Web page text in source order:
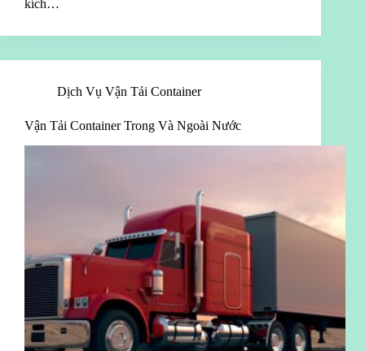
kích…
Dịch Vụ Vận Tải Container
Vận Tải Container Trong Và Ngoài Nước